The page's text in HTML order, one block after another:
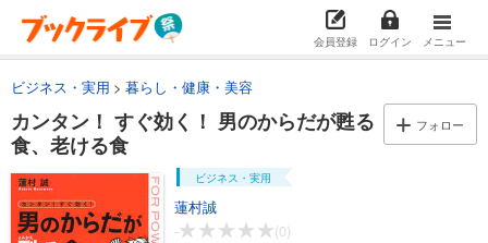
会員登録 ログイン メニュー
ビジネス・実用 暮らし・健康・美容
カンタン！ すぐ効く！ 男のからだが甦る
食、老ける食
フォロー
ビジネス・実用
蓮村誠
-
(0)